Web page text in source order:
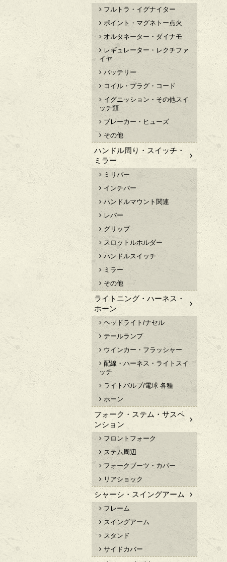
フルトラ・イグナイター
ポイント・マグネトー点火
オルタネーター・ダイナモ
レギュレーター・レクチファ
イヤ
バッテリー
コイル・プラグ・コード
イグニッション・その他スイ
ッチ類
ブレーカー・ヒューズ
その他
ハンドル周り・スイッチ・
ミラー
ミリバー
インチバー
ハンドルマウント関連
レバー
グリップ
スロットルホルダー
ハンドルスイッチ
ミラー
その他
ライトニング・ハーネス・
ホーン
ヘッドライト/ナセル
テールランプ
ウインカー・フラッシャー
配線・ハーネス・ライトスイ
ッチ
ライトバルブ/電球 各種
ホーン
フォーク・ステム・サスペ
ンション
フロントフォーク
ステム周辺
フォークブーツ・カバー
リアショック
シャーシ・スイングアーム
フレーム
スイングアーム
スタンド
サイドカバー